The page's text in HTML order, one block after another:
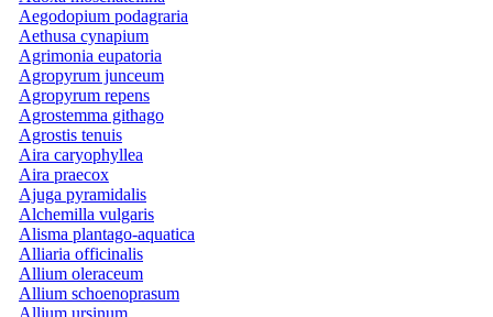
Aegodopium podagraria
Aethusa cynapium
Agrimonia eupatoria
Agropyrum junceum
Agropyrum repens
Agrostemma githago
Agrostis tenuis
Aira caryophyllea
Aira praecox
Ajuga pyramidalis
Alchemilla vulgaris
Alisma plantago-aquatica
Alliaria officinalis
Allium oleraceum
Allium schoenoprasum
Allium ursinum